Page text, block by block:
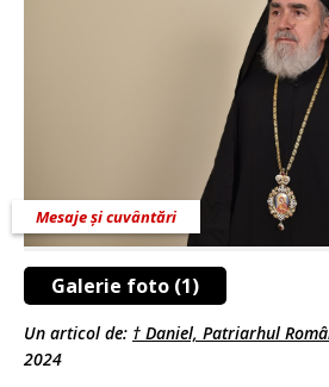
Galerie foto (1)
Mesaje și cuvântări
Un articol de: † Daniel, Patriarhul
2024